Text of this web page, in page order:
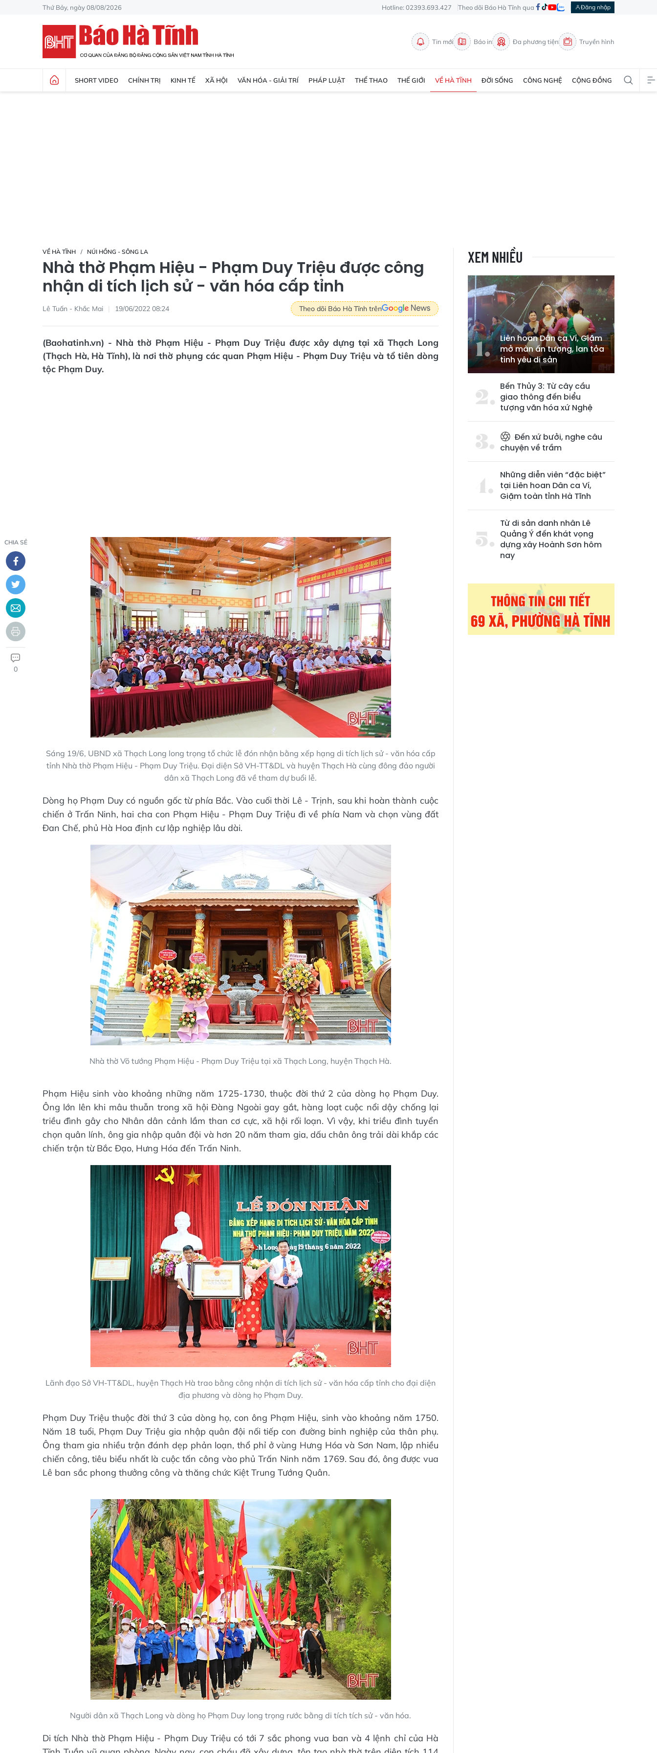
Thứ Bảy, ngày 08/08/2026 Hotline: 02393.693.427 Theo dõi Báo Hà Tĩnh qua Đăng nhập
Tin mới Báo in Đa phương tiện Truyền hình
SHORT VIDEO CHÍNH TRỊ KINH TẾ XÃ HỘI VĂN HÓA - GIẢI TRÍ PHÁP LUẬT THỂ THAO THẾ GIỚI VỀ HÀ TĨNH ĐỜI SỐNG CÔNG NGHỆ CỘNG ĐỒNG
VỀ HÀ TĨNH NÚI HỒNG - SÔNG LA
Nhà thờ Phạm Hiệu - Phạm Duy Triệu được công
nhận di tích lịch sử - văn hóa cấp tỉnh
Lê Tuấn - Khắc Mai 19/06/2022 08:24 Theo dõi Báo Hà Tĩnh trên
(Baohatinh.vn) - Nhà thờ Phạm Hiệu - Phạm Duy Triệu được xây dựng tại xã Thạch Long
(Thạch Hà, Hà Tĩnh), là nơi thờ phụng các quan Phạm Hiệu - Phạm Duy Triệu và tổ tiên dòng
tộc Phạm Duy.
CHIA SẺ
0
Sáng 19/6, UBND xã Thạch Long long trọng tổ chức lễ đón nhận bằng xếp hạng di tích lịch sử - văn hóa cấp
tỉnh Nhà thờ Phạm Hiệu - Phạm Duy Triệu. Đại diện Sở VH-TT&DL và huyện Thạch Hà cùng đông đảo người
dân xã Thạch Long đã về tham dự buổi lễ.
Dòng họ Phạm Duy có nguồn gốc từ phía Bắc. Vào cuối thời Lê - Trịnh, sau khi hoàn thành cuộc
chiến ở Trấn Ninh, hai cha con Phạm Hiệu - Phạm Duy Triệu đi về phía Nam và chọn vùng đất
Đan Chế, phủ Hà Hoa định cư lập nghiệp lâu dài.
Nhà thờ Võ tướng Phạm Hiệu - Phạm Duy Triệu tại xã Thạch Long, huyện Thạch Hà.
Phạm Hiệu sinh vào khoảng những năm 1725-1730, thuộc đời thứ 2 của dòng họ Phạm Duy.
Ông lớn lên khi mâu thuẫn trong xã hội Đàng Ngoài gay gắt, hàng loạt cuộc nổi dậy chống lại
triều đình gây cho Nhân dân cảnh lầm than cơ cực, xã hội rối loạn. Vì vậy, khi triều đình tuyển
chọn quân lính, ông gia nhập quân đội và hơn 20 năm tham gia, dấu chân ông trải dài khắp các
chiến trận từ Bắc Đạo, Hưng Hóa đến Trấn Ninh.
Lãnh đạo Sở VH-TT&DL, huyện Thạch Hà trao bằng công nhận di tích lịch sử - văn hóa cấp tỉnh cho đại diện
địa phương và dòng họ Phạm Duy.
Phạm Duy Triệu thuộc đời thứ 3 của dòng họ, con ông Phạm Hiệu, sinh vào khoảng năm 1750.
Năm 18 tuổi, Phạm Duy Triệu gia nhập quân đội nối tiếp con đường binh nghiệp của thân phụ.
Ông tham gia nhiều trận đánh dẹp phản loạn, thổ phỉ ở vùng Hưng Hóa và Sơn Nam, lập nhiều
chiến công, tiêu biểu nhất là cuộc tấn công vào phủ Trấn Ninh năm 1769. Sau đó, ông được vua
Lê ban sắc phong thưởng công và thăng chức Kiệt Trung Tướng Quân.
Người dân xã Thạch Long và dòng họ Phạm Duy long trọng rước bằng di tích tích sử - văn hóa.
Di tích Nhà thờ Phạm Hiệu - Phạm Duy Triệu có tới 7 sắc phong vua ban và 4 lệnh chỉ của Hà
XEM NHIỀU
Liên hoan Dân ca Ví, Giặm
mở màn ấn tượng, lan tỏa
tình yêu di sản
Bến Thủy 3: Từ cây cầu
giao thông đến biểu
tượng văn hóa xứ Nghệ
Đến xứ bưởi, nghe câu
chuyện về trầm
Những diễn viên “đặc biệt”
tại Liên hoan Dân ca Ví,
Giặm toàn tỉnh Hà Tĩnh
Từ di sản danh nhân Lê
Quảng Ý đến khát vọng
dựng xây Hoành Sơn hôm
nay